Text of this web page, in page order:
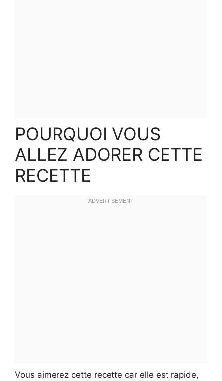
POURQUOI VOUS
ALLEZ ADORER CETTE
RECETTE
Vous aimerez cette recette car elle est rapide,